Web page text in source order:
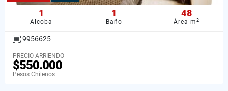
1
Alcoba
1
Baño
48
Área m2
9956625
PRECIO ARRIENDO
$550.000
Pesos Chilenos